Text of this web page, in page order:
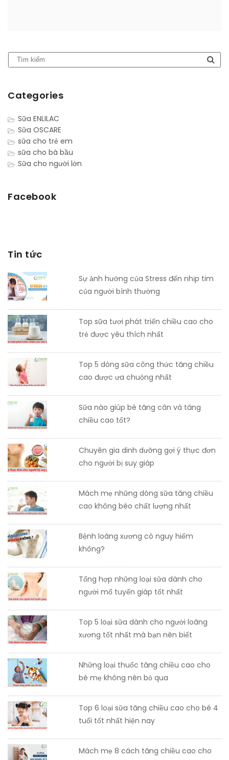
Categories
Sữa ENLILAC
Sữa OSCARE
sữa cho trẻ em
sữa cho bà bầu
Sữa cho người lớn
Facebook
Tin tức
Sự ảnh hưởng của Stress đến nhịp tim
của người bình thường
Top sữa tươi phát triển chiều cao cho
trẻ được yêu thích nhất
Top 5 dòng sữa công thức tăng chiều
cao được ưa chuộng nhất
Sữa nào giúp bé tăng cân và tăng
chiều cao tốt?
Chuyên gia dinh dưỡng gợi ý thực đơn
cho người bị suy giáp
Mách mẹ những dòng sữa tăng chiều
cao không béo chất lượng nhất
Bệnh loãng xương có nguy hiểm
không?
Tổng hợp những loại sữa dành cho
người mổ tuyến giáp tốt nhất
Top 5 loại sữa dành cho người loãng
xương tốt nhất mà bạn nên biết
Những loại thuốc tăng chiều cao cho
bé mẹ không nên bỏ qua
Top 6 loại sữa tăng chiều cao cho bé 4
tuổi tốt nhất hiện nay
Mách mẹ 8 cách tăng chiều cao cho